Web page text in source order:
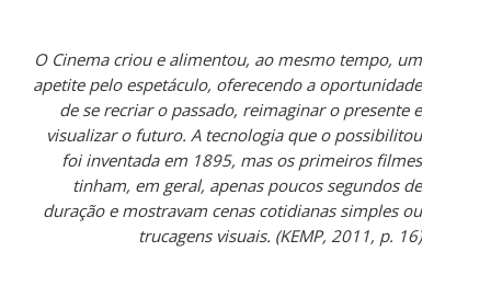
O Cinema criou e alimentou, ao mesmo tempo, um
apetite pelo espetáculo, oferecendo a oportunidade
de se recriar o passado, reimaginar o presente e
visualizar o futuro. A tecnologia que o possibilitou
foi inventada em 1895, mas os primeiros filmes
tinham, em geral, apenas poucos segundos de
duração e mostravam cenas cotidianas simples ou
trucagens visuais. (KEMP, 2011, p. 16)